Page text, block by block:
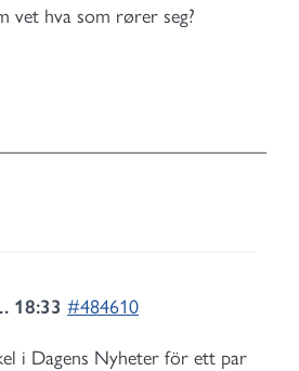
vet hva som rører seg?
18:33 #484610
i Dagens Nyheter för ett par